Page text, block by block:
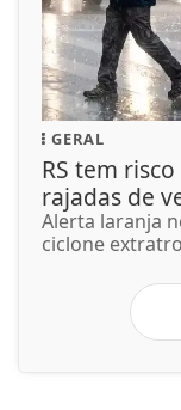
GERAL
RS tem
rajadas de
Alerta laranja
ciclone